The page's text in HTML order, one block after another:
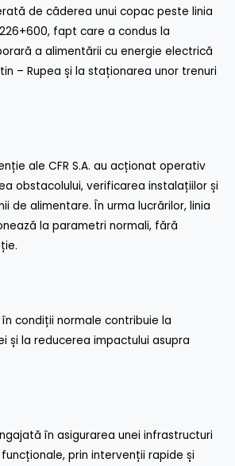
de căderea unui copac peste linia
fapt care a condus la
a alimentării cu energie electrică
– Rupea și la staționarea unor trenuri
ale CFR S.A. au acționat operativ
obstacolului, verificarea instalațiilor și
de alimentare. În urma lucrărilor, linia
la parametri normali, fără
condiții normale contribuie la
și la reducerea impactului asupra
în asigurarea unei infrastructuri
prin intervenții rapide și